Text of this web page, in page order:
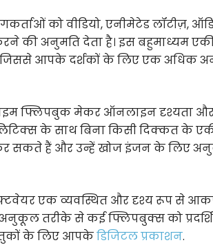
को वीडियो, एनीमेटेड लॉटीज़,
की अनुमति देता है। इस बहुमाध्यम
जिससे आपके दर्शकों के लिए एक अधिक
फ्लिपबुक मेकर ऑनलाइन दृश्यता
के साथ बिना किसी दिक्कत के
कर सकते हैं और उन्हें खोज इंजन के लिए
एक व्यवस्थित और दृश्य रूप से
अनुकूल तरीके से कई फ्लिपबुक्स को
के लिए आपकेडिजिटल प्रकाशन.